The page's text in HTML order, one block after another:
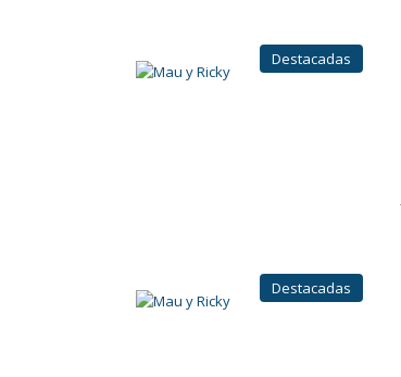
Destacadas
Destacadas